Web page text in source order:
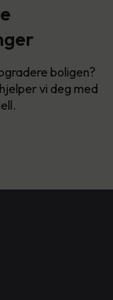
boligen?
vi deg med